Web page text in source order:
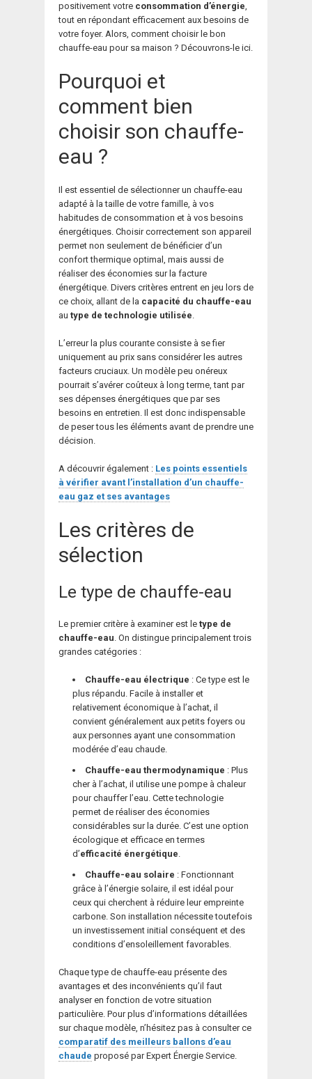
positivement votre consommation d’énergie,
tout en répondant efficacement aux besoins de
votre foyer. Alors, comment choisir le bon
chauffe-eau pour sa maison ? Découvrons-le ici.
Pourquoi et
comment bien
choisir son chauffe-
eau ?
Il est essentiel de sélectionner un chauffe-eau
adapté à la taille de votre famille, à vos
habitudes de consommation et à vos besoins
énergétiques. Choisir correctement son appareil
permet non seulement de bénéficier d’un
confort thermique optimal, mais aussi de
réaliser des économies sur la facture
énergétique. Divers critères entrent en jeu lors de
ce choix, allant de la capacité du chauffe-eau
au type de technologie utilisée.
L’erreur la plus courante consiste à se fier
uniquement au prix sans considérer les autres
facteurs cruciaux. Un modèle peu onéreux
pourrait s’avérer coûteux à long terme, tant par
ses dépenses énergétiques que par ses
besoins en entretien. Il est donc indispensable
de peser tous les éléments avant de prendre une
décision.
A découvrir également : Les points essentiels
à vérifier avant l’installation d’un chauffe-
eau gaz et ses avantages
Les critères de
sélection
Le type de chauffe-eau
Le premier critère à examiner est le type de
chauffe-eau. On distingue principalement trois
grandes catégories :
Chauffe-eau électrique : Ce type est le
plus répandu. Facile à installer et
relativement économique à l’achat, il
convient généralement aux petits foyers ou
aux personnes ayant une consommation
modérée d’eau chaude.
Chauffe-eau thermodynamique : Plus
cher à l’achat, il utilise une pompe à chaleur
pour chauffer l’eau. Cette technologie
permet de réaliser des économies
considérables sur la durée. C’est une option
écologique et efficace en termes
d’efficacité énergétique.
Chauffe-eau solaire : Fonctionnant
grâce à l’énergie solaire, il est idéal pour
ceux qui cherchent à réduire leur empreinte
carbone. Son installation nécessite toutefois
un investissement initial conséquent et des
conditions d’ensoleillement favorables.
Chaque type de chauffe-eau présente des
avantages et des inconvénients qu’il faut
analyser en fonction de votre situation
particulière. Pour plus d’informations détaillées
sur chaque modèle, n’hésitez pas à consulter ce
comparatif des meilleurs ballons d’eau
chaude proposé par Expert Énergie Service.